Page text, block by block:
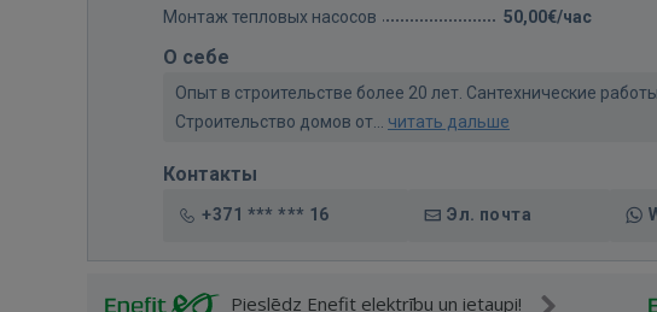
Монтаж тепловых насосов 50,00€/час
О себе
Опыт в строительстве более 20 лет. Сантехнические
Строительство домов от... читать дальше
Контакты
+371 *** *** 16 Эл. почта
Pieslēdz Enefit elektrību un ietaupi!